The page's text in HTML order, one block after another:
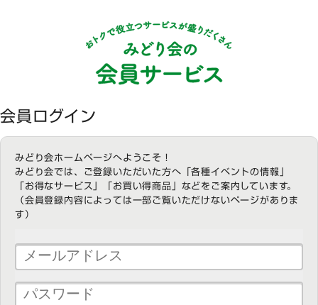
会員ログイン
みどり会ホームページへようこそ！
みどり会では、ご登録いただいた方へ「各種イベントの情報」
「お得なサービス」「お買い得商品」などをご案内しています。
（会員登録内容によっては一部ご覧いただけないページがありま
す）